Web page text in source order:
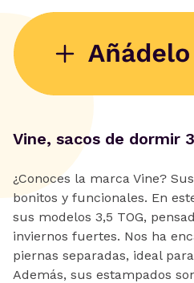
Vine, sacos de dormir
¿Conoces la marca Vine?
bonitos y funcionales. En
sus modelos 3,5 TOG,
inviernos fuertes. Nos ha
piernas separadas, ideal
Además, sus estampados